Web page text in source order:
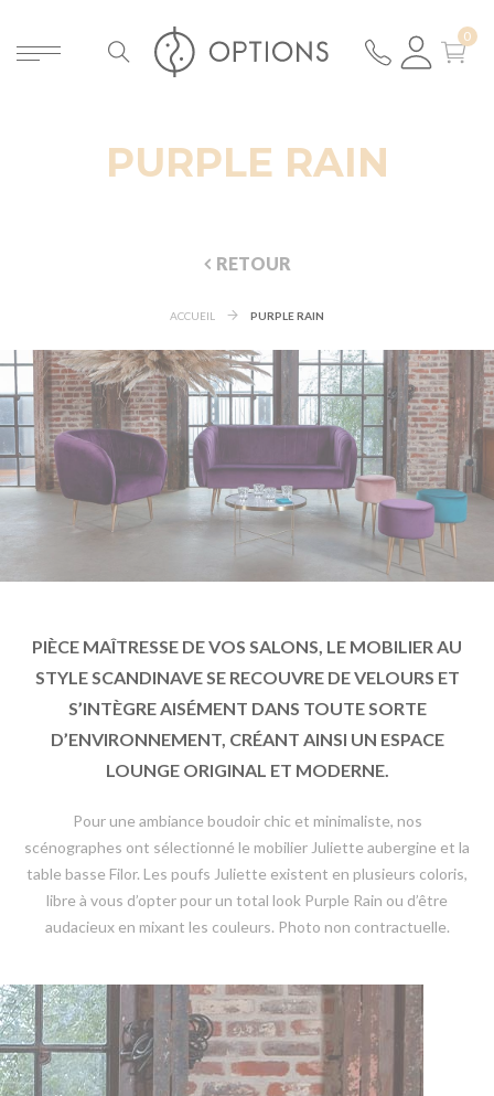
PURPLE RAIN
RETOUR
ACCUEIL PURPLE RAIN
PIÈCE MAÎTRESSE DE VOS SALONS, LE MOBILIER AU
STYLE SCANDINAVE SE RECOUVRE DE VELOURS ET
S’INTÈGRE AISÉMENT DANS TOUTE SORTE
D’ENVIRONNEMENT, CRÉANT AINSI UN ESPACE
LOUNGE ORIGINAL ET MODERNE.
Pour une ambiance boudoir chic et minimaliste, nos
scénographes ont sélectionné le mobilier Juliette aubergine et la
table basse Filor. Les poufs Juliette existent en plusieurs coloris,
libre à vous d’opter pour un total look Purple Rain ou d’être
audacieux en mixant les couleurs. Photo non contractuelle.